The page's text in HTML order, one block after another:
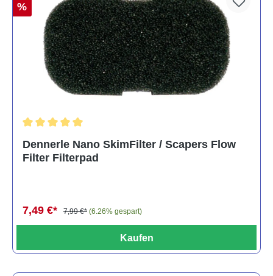
%
Dennerle Nano SkimFilter / Scapers Flow
Filter Filterpad
7,49 €* 7,99 €* (6.26% gespart)
Kaufen